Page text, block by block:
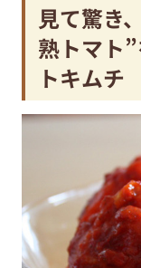
見て驚き
熟トマト
トキムチ